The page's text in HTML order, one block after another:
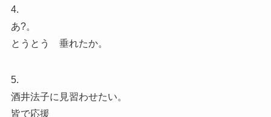
4.
あ?。
とうとう 垂れたか。
5.
酒井法子に見習わせたい。
皆で応援